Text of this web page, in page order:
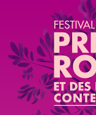
Aller au contenu principal